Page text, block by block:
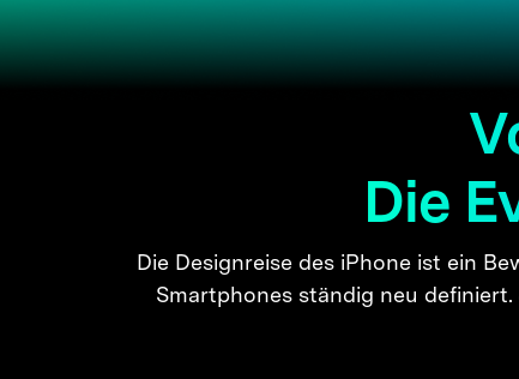
Die
Die Designreise des iPhone ist ein
Smartphones ständig neu